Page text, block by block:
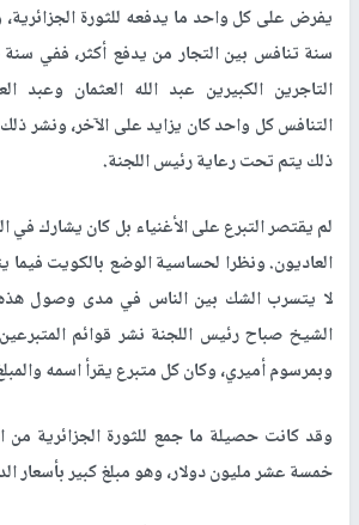
يفرض على كل واحد ما يدفعه للثورة
سنة تنافس بين التجار من يدفع أكثر، ففي
التاجرين الكبيرين عبد الله العثمان وعبد
التنافس كل واحد كان يزايد على الآخر، ونشر
ذلك يتم تحت رعاية رئيس اللجنة.
لم يقتصر التبرع على الأغنياء بل كان يشارك في
العاديون. ونظرا لحساسية الوضع بالكويت فيما
لا يتسرب الشك بين الناس في مدى وصول هذه
الشيخ صباح رئيس اللجنة نشر قوائم
وبمرسوم أميري، وكان كل متبرع يقرأ اسمه
وقد كانت حصيلة ما جمع للثورة الجزائرية
خمسة عشر مليون دولار، وهو مبلغ كبير بأسعار